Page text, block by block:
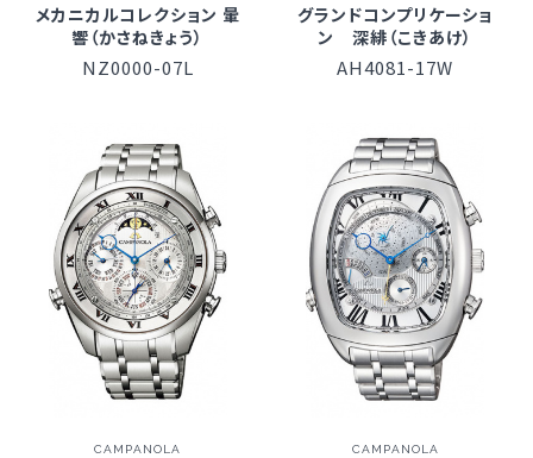
メカニカルコレクション 暈
響（かさねきょう）
NZ0000-07L
グランドコンプリケーショ
ン 深緋（こきあけ）
AH4081-17W
CAMPANOLA CAMPANOLA